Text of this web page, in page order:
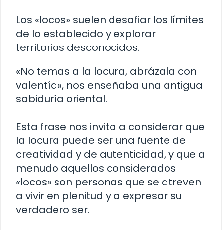
Los «locos» suelen desafiar los límites
de lo establecido y explorar
territorios desconocidos.
«No temas a la locura, abrázala con
valentía», nos enseñaba una antigua
sabiduría oriental.
Esta frase nos invita a considerar que
la locura puede ser una fuente de
creatividad y de autenticidad, y que a
menudo aquellos considerados
«locos» son personas que se atreven
a vivir en plenitud y a expresar su
verdadero ser.